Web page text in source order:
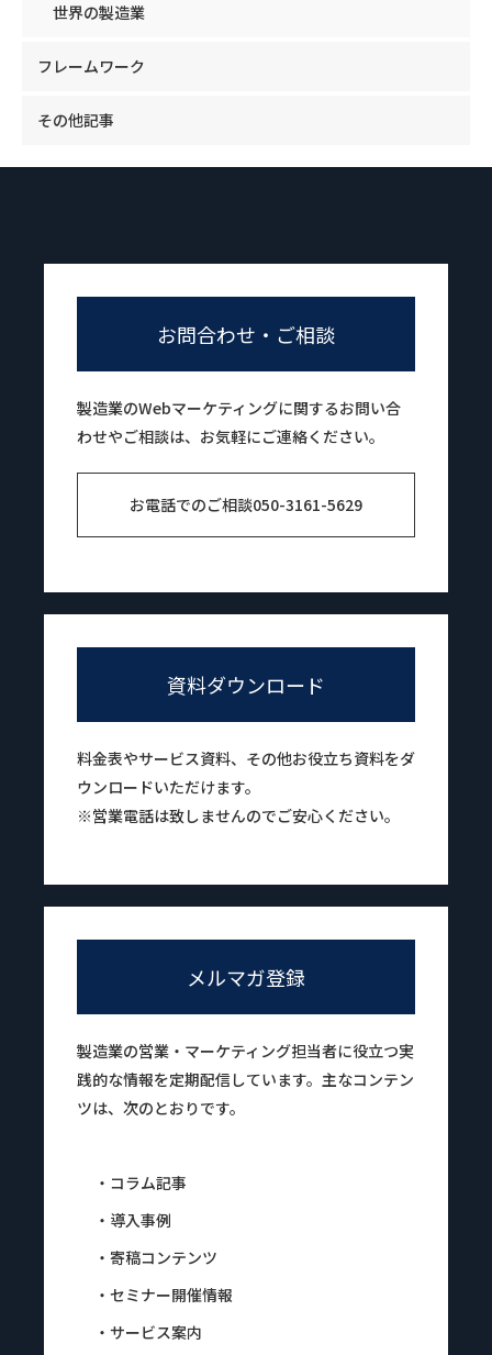
世界の製造業
フレームワーク
その他記事
お問合わせ・ご相談
製造業のWebマーケティングに関するお問い合
わせやご相談は、お気軽にご連絡ください。
お電話でのご相談050-3161-5629
資料ダウンロード
料金表やサービス資料、その他お役立ち資料をダ
ウンロードいただけます。
※営業電話は致しませんのでご安心ください。
メルマガ登録
製造業の営業・マーケティング担当者に役立つ実
践的な情報を定期配信しています。主なコンテン
ツは、次のとおりです。
・コラム記事
・導入事例
・寄稿コンテンツ
・セミナー開催情報
・サービス案内